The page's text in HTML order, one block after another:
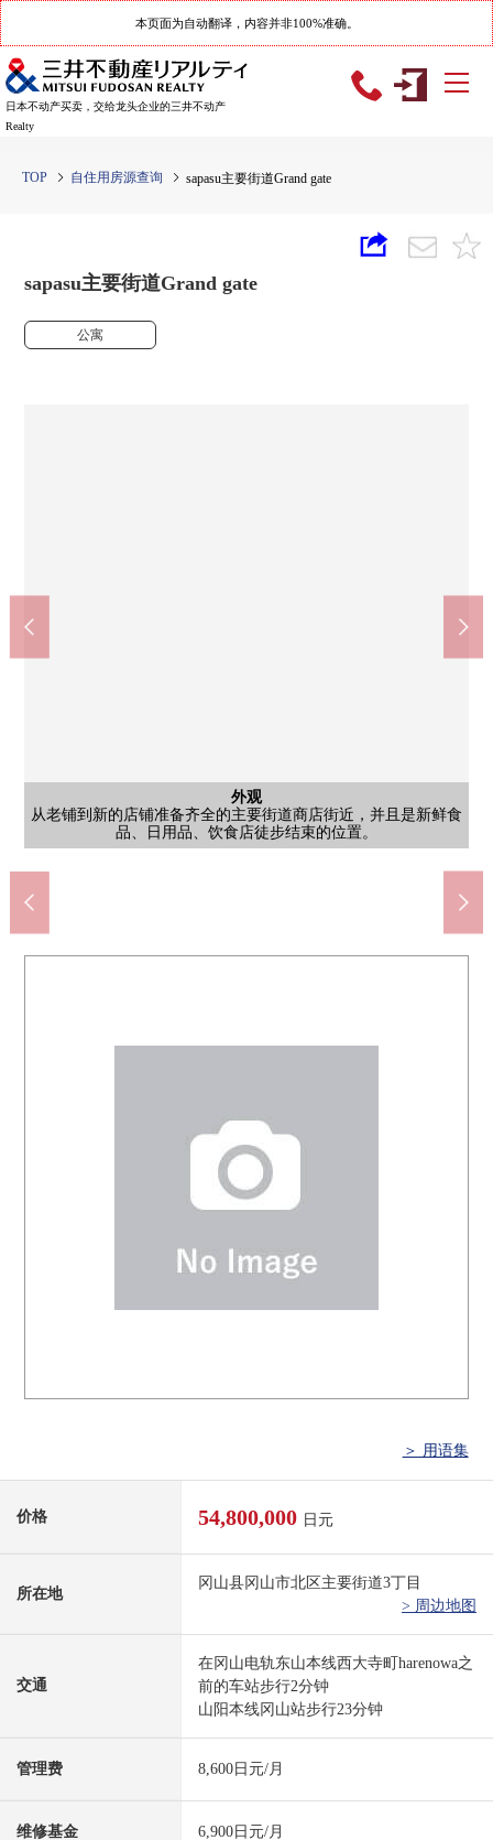
本页面为自动翻译，内容并非100%准确。
日本不动产买卖，交给龙头企业的三井不动产
Realty
TOP 自住用房源查询 sapasu主要街道Grand gate
sapasu主要街道Grand gate
公寓
外观
从老铺到新的店铺准备齐全的主要街道商店街近，并且是新鲜食
品、日用品、饮食店徒步结束的位置。
客厅
也容易和大屏幕电视的配置对应，是容易想家具版面设计的客
厅。
客厅
在这里，大家聚集，用餐和快乐的会话开始。是让感到那样的幸
福的空间。
客厅
开放式厨房有柜台，也能作为配餐以及微小的工作台便利地活
用。
室内
客厅的扫出窗开放性地明亮地给我看房间。
风景
来自生活一侧阳台的风景
客厅
到底约5.3张塌塌米西式房间正同生活邻接，因为开口所以能利
用。
风景
来自约5.3张塌塌米西式房间的风景
厨房
正把组合厨房改为高类型&照明在的收纳&宽大的类型的换气扇。
厨房
正在厨房背面设置造付的碗橱。
洗脸
保养也用1具柜台型洗脸盘子是简单。保养也用1具柜台型洗脸盘
子是简单。
洗脸
拥有宽大的镜子的盥洗台。是外出前面的准备容易家族花的面
积。
公共汽车
正把浴室内照明改为嵌顶灯。
厕所
没有出自高度的压迫感，并且时尚的无水箱马桶。
西式房间
约6.5张塌塌米西式房间是和阳台的接触中的北侧居室。
阳台
来自北侧阳台的风景
风景
来自北侧阳台的风景
其他内省
把环保克拉(湿气以及干燥的调整、除异味等的高功能装修材料)用
于客厅和走廊的壁面上。
门口
正在鞋柜全身设置镜子。
大厅
准备了能作为交流以及休息处使用的成熟稳重的休息室。
大厅
大厅
布置大厅入口的Symbol树迎接来访者。
入口
采用面貌识别系统，不要钥匙以及卡，并且可以共用入口的解
锭。
入口
对入口的两边，种植被准备。
共有部分
停车场
停车场
外观
中国银行总店(约560m)
步行7分钟。
川崎医科大学综合性医疗中心(约450m)
步行6分钟。
冈山市立冈山中央小学(约1490m)
步行19分钟。
冈山市立冈山中央中学(约1290m)
步行17分钟。
＞ 用语集
价格 54,800,000 日元
所在地
冈山县冈山市北区主要街道3丁目
> 周边地图
交通
在冈山电轨东山本线西大寺町harenowa之
前的车站步行2分钟
山阳本线冈山站步行23分钟
管理费 8,600日元/月
维修基金 6,900日元/月